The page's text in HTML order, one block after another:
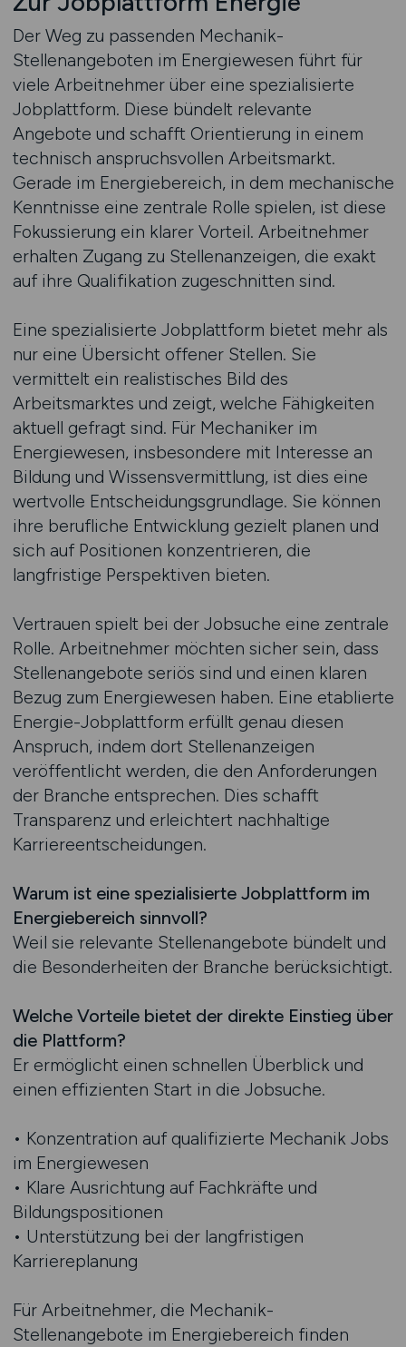
Der Weg zu passenden Mechanik-
Stellenangeboten im Energiewesen führt für
viele Arbeitnehmer über eine spezialisierte
Jobplattform. Diese bündelt relevante
Angebote und schafft Orientierung in einem
technisch anspruchsvollen Arbeitsmarkt.
Gerade im Energiebereich, in dem mechanische
Kenntnisse eine zentrale Rolle spielen, ist diese
Fokussierung ein klarer Vorteil. Arbeitnehmer
erhalten Zugang zu Stellenanzeigen, die exakt
auf ihre Qualifikation zugeschnitten sind.
Eine spezialisierte Jobplattform bietet mehr als
nur eine Übersicht offener Stellen. Sie
vermittelt ein realistisches Bild des
Arbeitsmarktes und zeigt, welche Fähigkeiten
aktuell gefragt sind. Für Mechaniker im
Energiewesen, insbesondere mit Interesse an
Bildung und Wissensvermittlung, ist dies eine
wertvolle Entscheidungsgrundlage. Sie können
ihre berufliche Entwicklung gezielt planen und
sich auf Positionen konzentrieren, die
langfristige Perspektiven bieten.
Vertrauen spielt bei der Jobsuche eine zentrale
Rolle. Arbeitnehmer möchten sicher sein, dass
Stellenangebote seriös sind und einen klaren
Bezug zum Energiewesen haben. Eine etablierte
Energie-Jobplattform erfüllt genau diesen
Anspruch, indem dort Stellenanzeigen
veröffentlicht werden, die den Anforderungen
der Branche entsprechen. Dies schafft
Transparenz und erleichtert nachhaltige
Karriereentscheidungen.
Warum ist eine spezialisierte Jobplattform im
Energiebereich sinnvoll?
Weil sie relevante Stellenangebote bündelt und
die Besonderheiten der Branche berücksichtigt.
Welche Vorteile bietet der direkte Einstieg über
die Plattform?
Er ermöglicht einen schnellen Überblick und
einen effizienten Start in die Jobsuche.
• Konzentration auf qualifizierte Mechanik Jobs
im Energiewesen
• Klare Ausrichtung auf Fachkräfte und
Bildungspositionen
• Unterstützung bei der langfristigen
Karriereplanung
Für Arbeitnehmer, die Mechanik-
Stellenangebote im Energiebereich finden